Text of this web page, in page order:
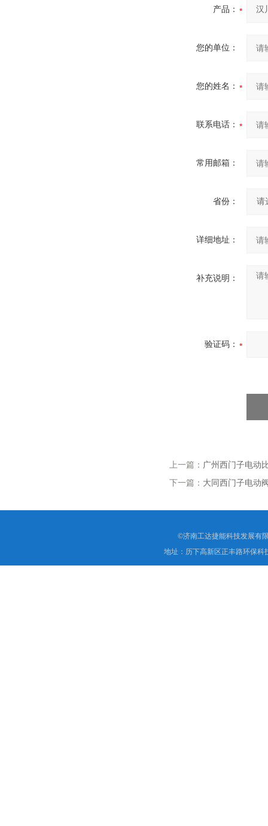
产品：
您的单位：
您的姓名：
联系电话：
常用邮箱：
省份：
详细地址：
补充说明：
验证码：
上一篇： 广州西门子电动
下一篇： 大同西门子电动
©济南工达捷能科技发展有
地址：历下高新区正丰路环保科